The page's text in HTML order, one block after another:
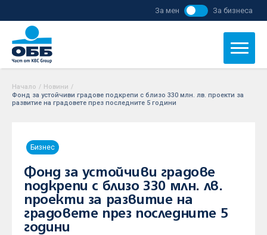
За мен За бизнеса
Начало / Новини /
Фонд за устойчиви градове подкрепи с близо 330 млн. лв. проекти за
развитие на градовете през последните 5 години
Бизнес
Фонд за устойчиви градове
подкрепи с близо 330 млн. лв.
проекти за развитие на
градовете през последните 5
години